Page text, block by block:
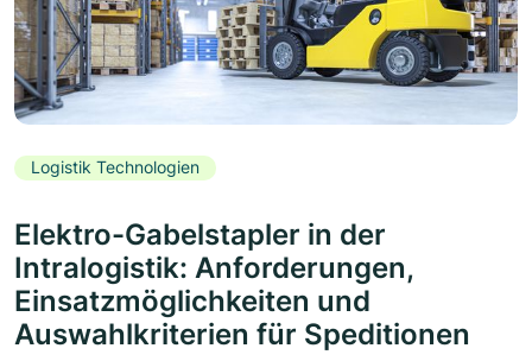
Logistik Technologien
Elektro-Gabelstapler in der
Intralogistik: Anforderungen,
Einsatzmöglichkeiten und
Auswahlkriterien für Speditionen